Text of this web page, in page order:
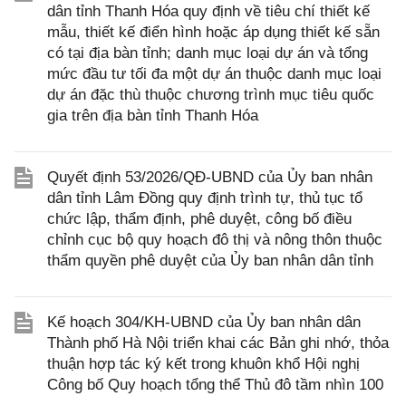
dân tỉnh Thanh Hóa quy định về tiêu chí thiết kế
mẫu, thiết kế điển hình hoặc áp dụng thiết kế sẵn
có tại địa bàn tỉnh; danh mục loại dự án và tổng
mức đầu tư tối đa một dự án thuộc danh mục loại
dự án đặc thù thuộc chương trình mục tiêu quốc
gia trên địa bàn tỉnh Thanh Hóa
Quyết định 53/2026/QĐ-UBND của Ủy ban nhân
dân tỉnh Lâm Đồng quy định trình tự, thủ tục tổ
chức lập, thẩm định, phê duyệt, công bố điều
chỉnh cục bộ quy hoạch đô thị và nông thôn thuộc
thẩm quyền phê duyệt của Ủy ban nhân dân tỉnh
Kế hoạch 304/KH-UBND của Ủy ban nhân dân
Thành phố Hà Nội triển khai các Bản ghi nhớ, thỏa
thuận hợp tác ký kết trong khuôn khổ Hội nghị
Công bố Quy hoạch tổng thể Thủ đô tầm nhìn 100